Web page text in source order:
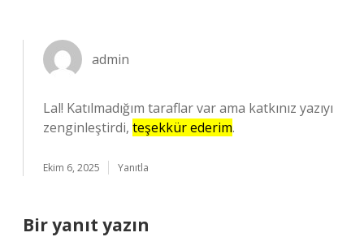
admin
Lal! Katılmadığım taraflar var ama katkınız yazıyı
zenginleştirdi, teşekkür ederim.
Ekim 6, 2025 Yanıtla
Bir yanıt yazın